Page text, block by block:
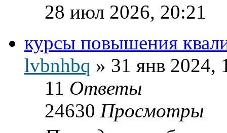
28 июл 2026, 20:21
курсы повышения
lvbnhbq » 31 янв 2024,
11 Ответы
24630 Просмотры